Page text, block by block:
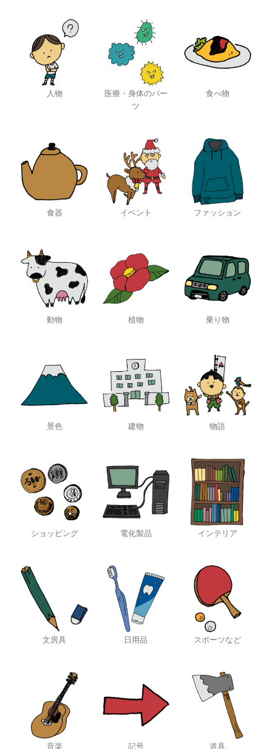
人物
医療・身体のパー
ツ
食べ物
食器 イベント ファッション
動物 植物 乗り物
景色 建物 物語
ショッピング 電化製品 インテリア
文房具 日用品 スポーツなど
音楽 記号 道具